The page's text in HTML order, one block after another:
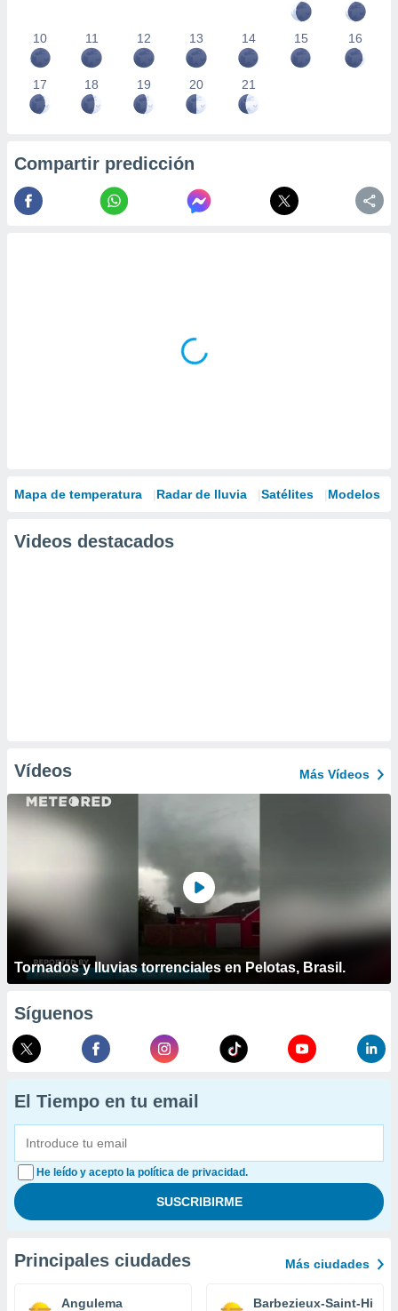
10 11 12 13 14 15 16
17 18 19 20 21
Compartir predicción
Mapa de temperatura Radar de lluvia Satélites Modelos
Videos destacados
Vídeos Más Vídeos
Tornados y lluvias torrenciales en Pelotas, Brasil.
Síguenos
El Tiempo en tu email
He leído y acepto la política de privacidad.
Principales ciudades Más ciudades
Angulema Barbezieux-Saint-Hilaire